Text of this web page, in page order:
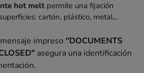
hot melt permite una fijación
cartón, plástico, metal...
impreso "DOCUMENTS
asegura una identificación